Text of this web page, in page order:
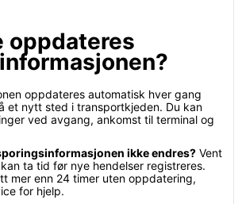
oppdateres
oppdateres automatisk hver gang
et nytt sted i transportkjeden. Du kan
ved avgang, ankomst til terminal og
ikke endres? Vent
ta tid før nye hendelser registreres.
mer enn 24 timer uten oppdatering,
for hjelp.